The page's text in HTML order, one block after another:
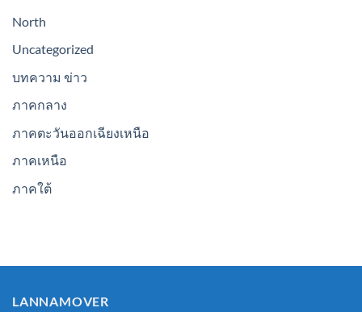
North
Uncategorized
บทความ ข่าว
ภาคกลาง
ภาคตะวันออกเฉียงเหนือ
ภาคเหนือ
ภาคใต้
LANNAMOVER